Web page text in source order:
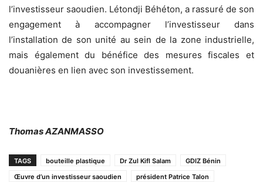
l’investisseur saoudien. Létondji Béhéton, a rassuré de son
engagement à accompagner l’investisseur dans
l’installation de son unité au sein de la zone industrielle,
mais également du bénéfice des mesures fiscales et
douanières en lien avec son investissement.
Thomas AZANMASSO
TAGS bouteille plastique Dr Zul Kifl Salam
GDIZ Bénin
Œuvre d’un investisseur saoudien
président Patrice Talon